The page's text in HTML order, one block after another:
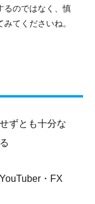
るのではなく、慎
てくださいね。
ずとも十分な
・FX